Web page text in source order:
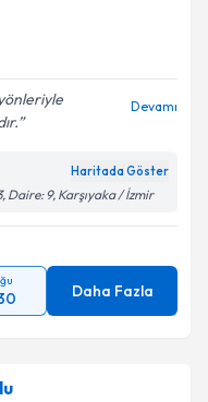
Devamı
Haritada Göster
Daire: 9, Karşıyaka / İzmir
Daha Fazla